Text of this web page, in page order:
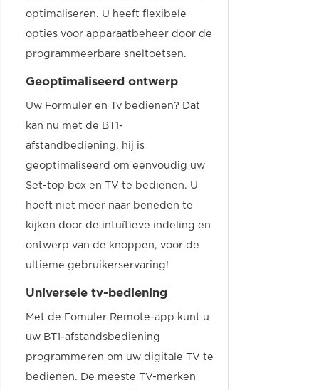
optimaliseren. U heeft flexibele
opties voor apparaatbeheer door de
programmeerbare sneltoetsen.
Geoptimaliseerd ontwerp
Uw Formuler en Tv bedienen? Dat
kan nu met de BT1-
afstandbediening, hij is
geoptimaliseerd om eenvoudig uw
Set-top box en TV te bedienen. U
hoeft niet meer naar beneden te
kijken door de intuïtieve indeling en
ontwerp van de knoppen, voor de
ultieme gebruikerservaring!
Universele tv-bediening
Met de Fomuler Remote-app kunt u
uw BT1-afstandsbediening
programmeren om uw digitale TV te
bedienen. De meeste TV-merken